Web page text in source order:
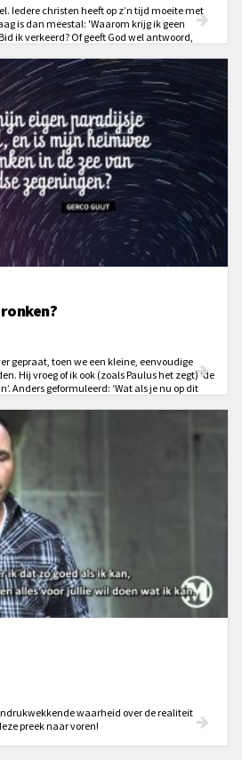
Iedere christen heeft op z’n tijd moeite met
is dan meestal: 'Waarom krijg ik geen
ik verkeerd? Of geeft God wel antwoord,
gepraat, toen we een kleine, eenvoudige
Hij vroeg of ik ook (zoals Paulus het zegt) ‘de
Anders geformuleerd: ‘Wat als je nu op dit
waarheid over de realiteit
preek naar voren!